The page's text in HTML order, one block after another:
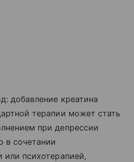
добавление креатина
терапии может стать
при депрессии
в сочетании
или психотерапией,